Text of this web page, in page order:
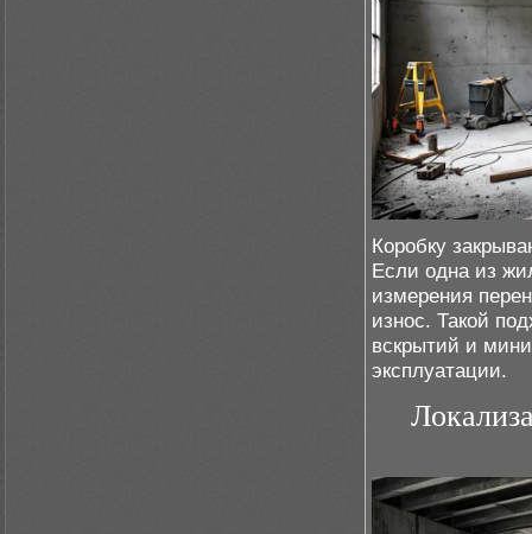
Коробку
Если одна из
измерения
износ. Такой
вскрытий и
эксплуатации.